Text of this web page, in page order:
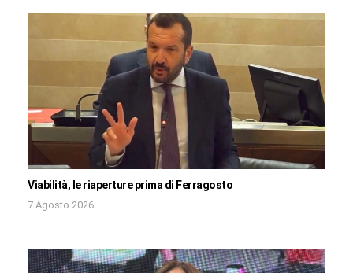
Viabilità, le riaperture prima di Ferragosto
7 Agosto 2026